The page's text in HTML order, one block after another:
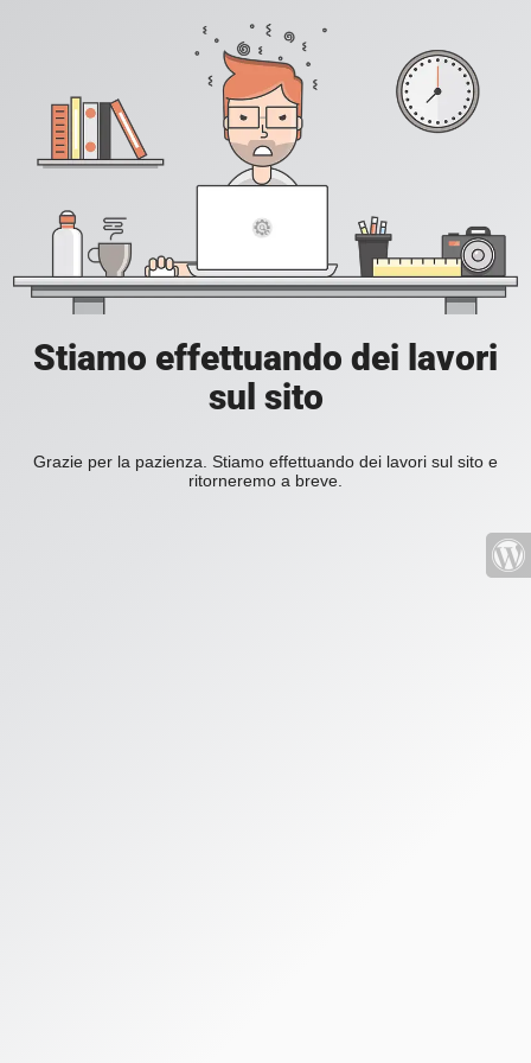
Stiamo effettuando dei lavori
sul sito
Grazie per la pazienza. Stiamo effettuando dei lavori sul sito e
ritorneremo a breve.